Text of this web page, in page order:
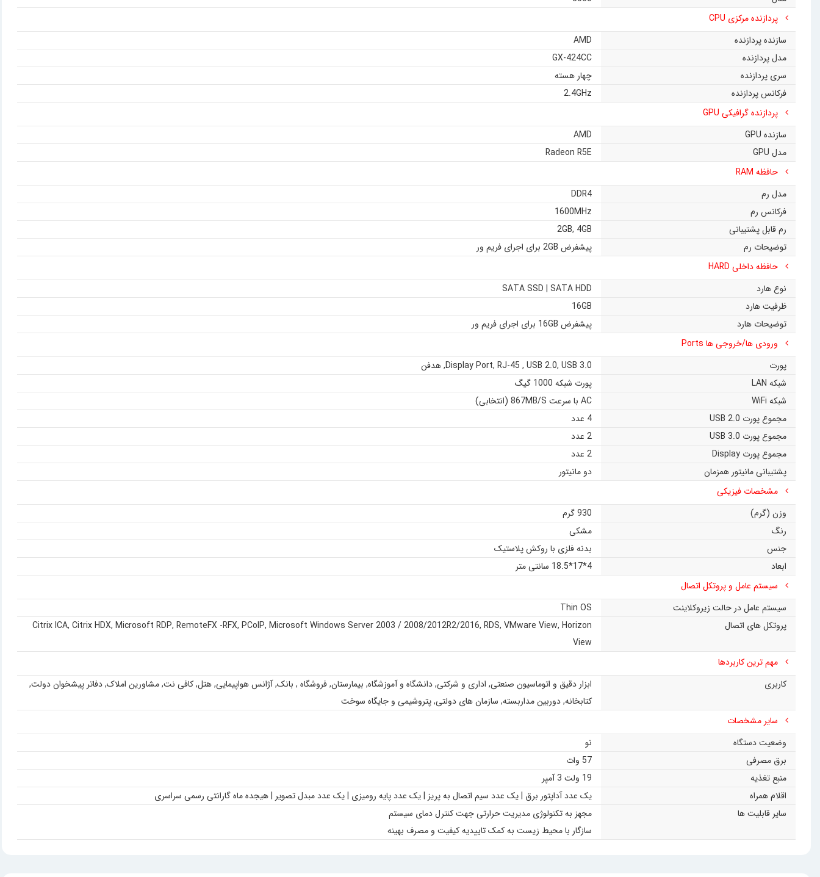
پردازنده مرکزی CPU
سازنده پردازنده
AMD
مدل پردازنده
GX-424CC
سری پردازنده
چهار هسته
فرکانس پردازنده
2.4GHz
پردازنده گرافیکی GPU
سازنده GPU
AMD
مدل GPU
Radeon R5E
حافظه RAM
مدل رم
DDR4
فرکانس رم
1600MHz
رم قابل پشتیبانی
2GB, 4GB
توضیحات رم
پیشفرض 2GB برای اجرای فریم ور
حافظه داخلی HARD
نوع هارد
SATA SSD | SATA HDD
ظرفیت هارد
16GB
توضیحات هارد
پیشفرض 16GB برای اجرای فریم ور
ورودی ها/خروجی ها Ports
پورت
Display Port, RJ-45 , USB 2.0, USB 3.0
,هدفن
شبکه LAN
پورت شبکه 1000 گیگ
شبکه WiFi
AC با سرعت 867MB/S (انتخابی)
مجموع پورت USB 2.0
4 عدد
مجموع پورت USB 3.0
2 عدد
مجموع پورت Display
2 عدد
پشتیبانی مانیتور همزمان
دو مانیتور
مشخصات فیزیکی
وزن (گرم)
930 گرم
رنگ
مشکی
جنس
بدنه فلزی با روکش پلاستیک
ابعاد
4*17*18.5 سانتی متر
سیستم عامل و پروتکل اتصال
سیستم عامل در حالت زیروکلاینت
Thin OS
پروتکل های اتصال
Citrix ICA, Citrix HDX, Microsoft RDP, RemoteFX -RFX, PCoIP, Microsoft Windows Server 2003 / 2008/2012R2/2016, RDS, VMware View, Horizon
View
مهم ترین کاربردها
کاربری
ابزار دقیق و اتوماسیون صنعتی, اداری و شرکتی,دانشگاه و آموزشگاه, بیمارستان,فروشگاه , بانک,آژانس هواپیمایی,هتل,کافی نت, مشاورین املاک, دفاتر پیشخوان دولت,
کتابخانه,دوربین مداربسته, سازمان های دولتی,پتروشیمی و جایگاه سوخت
سایر مشخصات
وضعیت دستگاه
نو
برق مصرفی
57 وات
منبع تغذیه
19 ولت 3 آمپر
اقلام همراه
یک عدد آداپتور برق | یک عدد سیم اتصال به پریز | یک عدد پایه رومیزی | یک عدد مبدل تصویر | هیجده ماه گارانتی رسمی سراسری
سایر قابلیت ها
مجهز به تکنولوژی مدیریت حرارتی جهت کنترل دمای سیستم
سازگار با محیط زیست به کمک تاییدیه کیفیت و مصرف بهینه